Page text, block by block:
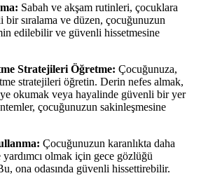
Sabah ve akşam rutinleri, çocuklara
sıralama ve düzen, çocuğunuzun
edilebilir ve güvenli hissetmesine
Stratejileri Öğretme: Çocuğunuza,
stratejileri öğretin. Derin nefes almak,
okumak veya hayalinde güvenli bir yer
çocuğunuzun sakinleşmesine
Çocuğunuzun karanlıkta daha
yardımcı olmak için gece gözlüğü
ona odasında güvenli hissettirebilir.